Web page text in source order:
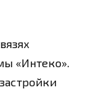
«Интеко».